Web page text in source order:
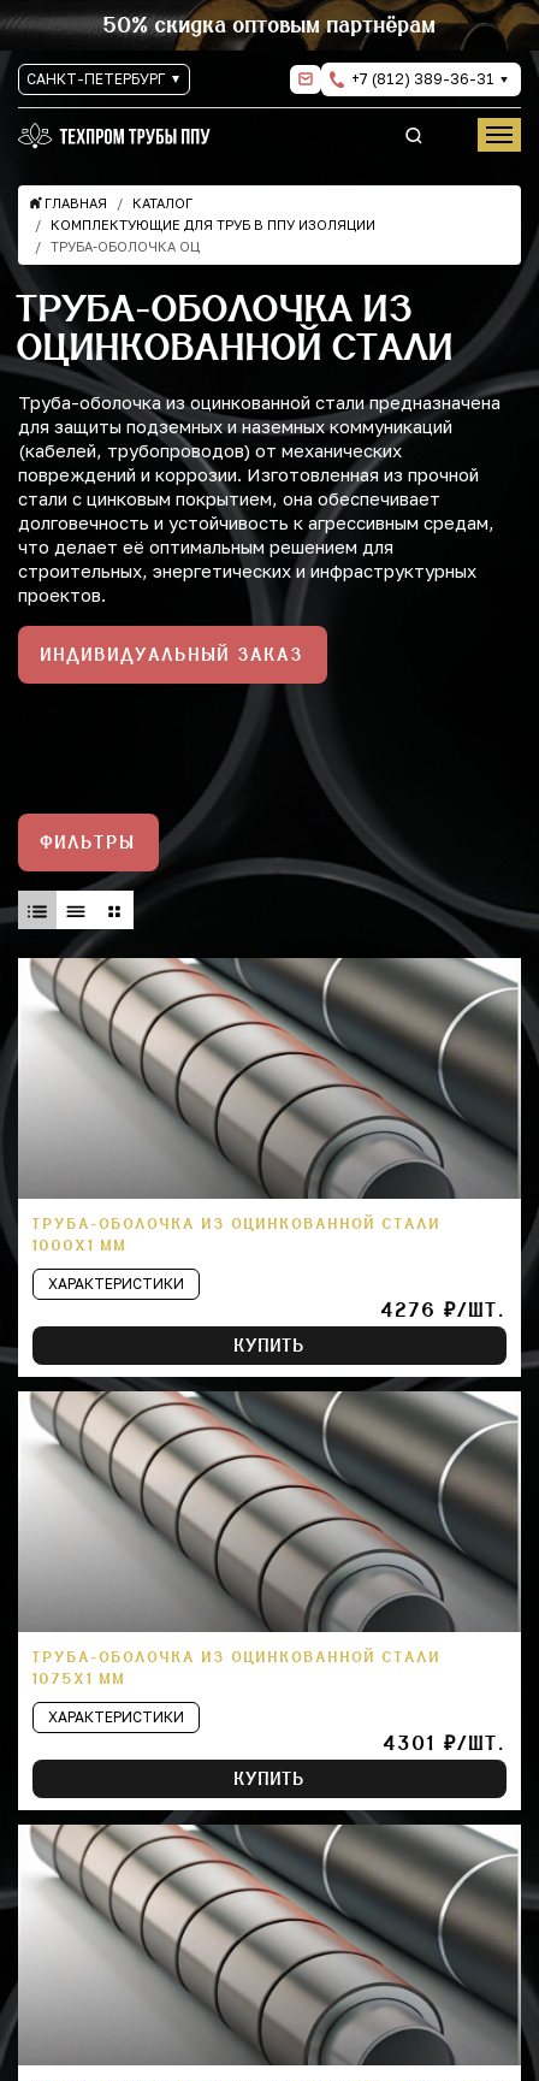
50% скидка оптовым партнёрам
САНКТ-ПЕТЕРБУРГ +7 (812) 389-36-31
ГЛАВНАЯ
КАТАЛОГ
КОМПЛЕКТУЮЩИЕ ДЛЯ ТРУБ В ППУ ИЗОЛЯЦИИ
ТРУБА-ОБОЛОЧКА ОЦ
ТРУБА-ОБОЛОЧКА ИЗ
ОЦИНКОВАННОЙ СТАЛИ
Труба-оболочка из оцинкованной стали предназначена
для защиты подземных и наземных коммуникаций
(кабелей, трубопроводов) от механических
повреждений и коррозии. Изготовленная из прочной
стали с цинковым покрытием, она обеспечивает
долговечность и устойчивость к агрессивным средам,
что делает её оптимальным решением для
строительных, энергетических и инфраструктурных
проектов.
ИНДИВИДУАЛЬНЫЙ ЗАКАЗ
ФИЛЬТРЫ
ТРУБА-ОБОЛОЧКА ИЗ ОЦИНКОВАННОЙ СТАЛИ
1000Х1 ММ
ХАРАКТЕРИСТИКИ
4276 ₽/ШТ.
КУПИТЬ
ТРУБА-ОБОЛОЧКА ИЗ ОЦИНКОВАННОЙ СТАЛИ
1075Х1 ММ
ХАРАКТЕРИСТИКИ
4301 ₽/ШТ.
КУПИТЬ